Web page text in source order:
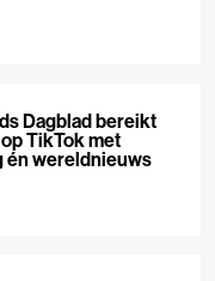
Dagblad bereikt
TikTok met
én wereldnieuws